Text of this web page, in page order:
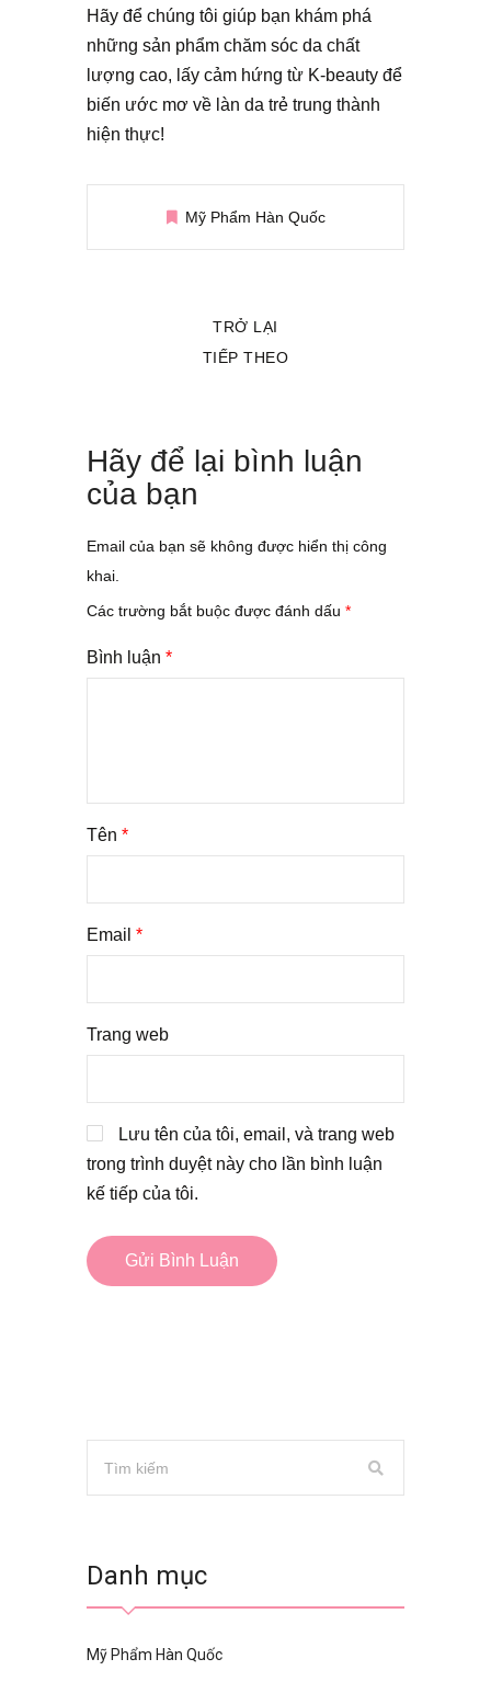
Hãy để chúng tôi giúp bạn khám phá
những sản phẩm chăm sóc da chất
lượng cao, lấy cảm hứng từ K-beauty để
biến ước mơ về làn da trẻ trung thành
hiện thực!
Mỹ Phẩm Hàn Quốc
TRỞ LẠI
TIẾP THEO
Hãy để lại bình luận
của bạn
Email của bạn sẽ không được hiển thị công
khai.
Các trường bắt buộc được đánh dấu *
Bình luận *
Tên *
Email *
Trang web
Lưu tên của tôi, email, và trang web
trong trình duyệt này cho lần bình luận
kế tiếp của tôi.
Danh mục
Mỹ Phẩm Hàn Quốc